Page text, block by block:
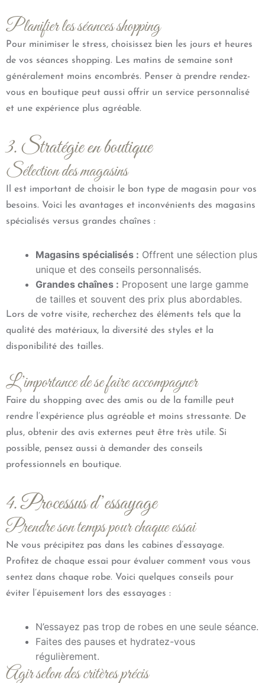
Planifier les séances shopping
Pour minimiser le stress, choisissez bien les jours et heures
de vos séances shopping. Les matins de semaine sont
généralement moins encombrés. Penser à prendre rendez-
vous en boutique peut aussi offrir un service personnalisé
et une expérience plus agréable.
3. Stratégie en boutique
Sélection des magasins
Il est important de choisir le bon type de magasin pour vos
besoins. Voici les avantages et inconvénients des magasins
spécialisés versus grandes chaînes :
Magasins spécialisés : Offrent une sélection plus
unique et des conseils personnalisés.
Grandes chaînes : Proposent une large gamme
de tailles et souvent des prix plus abordables.
Lors de votre visite, recherchez des éléments tels que la
qualité des matériaux, la diversité des styles et la
disponibilité des tailles.
L’importance de se faire accompagner
Faire du shopping avec des amis ou de la famille peut
rendre l’expérience plus agréable et moins stressante. De
plus, obtenir des avis externes peut être très utile. Si
possible, pensez aussi à demander des conseils
professionnels en boutique.
4. Processus d’essayage
Prendre son temps pour chaque essai
Ne vous précipitez pas dans les cabines d’essayage.
Profitez de chaque essai pour évaluer comment vous vous
sentez dans chaque robe. Voici quelques conseils pour
éviter l’épuisement lors des essayages :
N’essayez pas trop de robes en une seule séance.
Faites des pauses et hydratez-vous
régulièrement.
Agir selon des critères précis